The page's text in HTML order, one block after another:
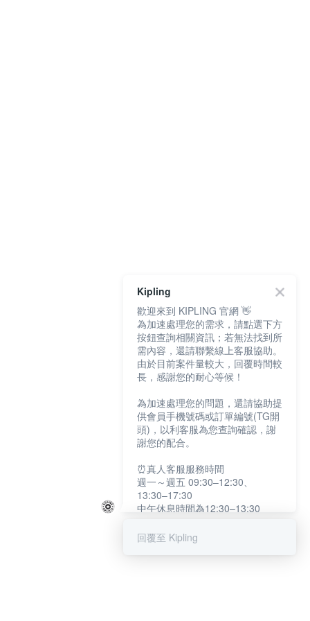
Kipling
歡迎來到 KIPLING 官網 👋
為加速處理您的需求，請點選下方
按鈕查詢相關資訊；若無法找到所
需內容，還請聯繫線上客服協助。
由於目前案件量較大，回覆時間較
長，感謝您的耐心等候！
為加速處理您的問題，還請協助提
供會員手機號碼或訂單編號(TG開
頭)，以利客服為您查詢確認，謝
謝您的配合。
⏰真人客服服務時間
週一～週五 09:30–12:30、
13:30–17:30
中午休息時間為12:30–13:30
提醒您：系統會自動已讀訊息，如
回覆至 Kipling